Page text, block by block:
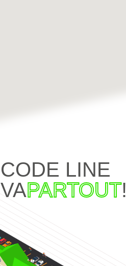
CODE LINE
VAPARTOUT!